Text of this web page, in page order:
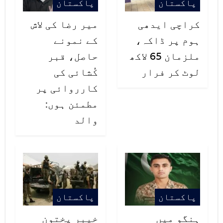
پاکستان
کراچی ایدھی
ہوم پر ڈاکہ،
ملزمان 65 لاکھ
لوٹ کر فرار
پاکستان
میر رضا کی لاش
کے نمونے
حاصل، قبر
کُشائی کی
کارروائی پر
مطمئن ہوں:
والد
پاکستان
ہنگو میں
پاکستان
خیبر پختون